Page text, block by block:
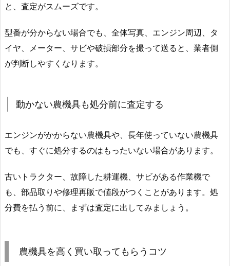
と、査定がスムーズです。
型番が分からない場合でも、全体写真、エンジン周辺、タ
イヤ、メーター、サビや破損部分を撮って送ると、業者側
が判断しやすくなります。
動かない農機具も処分前に査定する
エンジンがかからない農機具や、長年使っていない農機具
でも、すぐに処分するのはもったいない場合があります。
古いトラクター、故障した耕運機、サビがある作業機で
も、部品取りや修理再販で値段がつくことがあります。処
分費を払う前に、まずは査定に出してみましょう。
農機具を高く買い取ってもらうコツ